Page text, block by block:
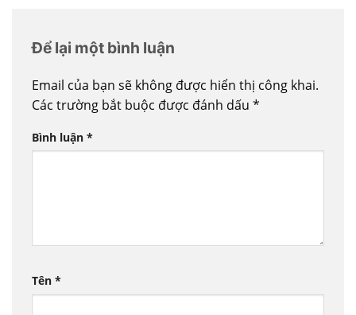
Để lại một bình luận
Email của bạn sẽ không được hiển thị công khai.
Các trường bắt buộc được đánh dấu *
Bình luận *
Tên *